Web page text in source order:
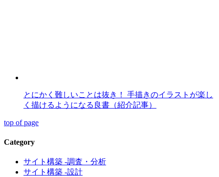
とにかく難しいことは抜き！ 手描きのイラストが楽し
く描けるようになる良書（紹介記事）
top of page
Category
サイト構築 -調査・分析
サイト構築 -設計